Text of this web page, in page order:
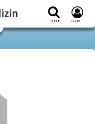
Suche Login